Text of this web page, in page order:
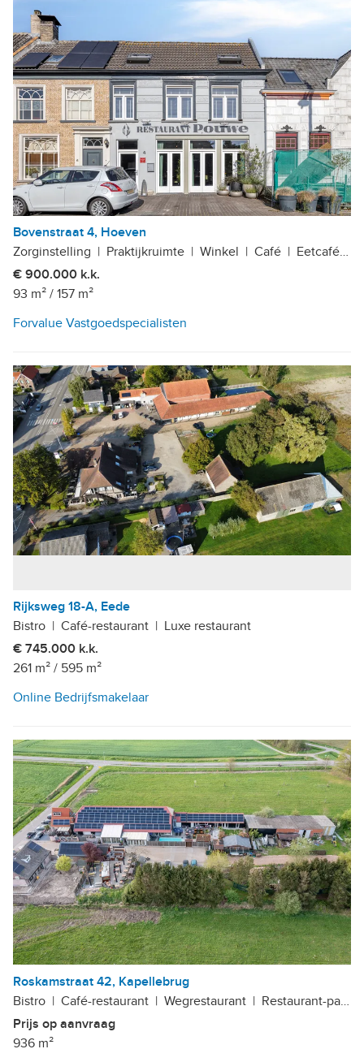
Bovenstraat 4, Hoeven
Zorginstelling | Praktijkruimte | Winkel | Café | Eetcafé |
€ 900.000 k.k.
93 m² / 157 m²
Forvalue Vastgoedspecialisten
Rijksweg 18-A, Eede
Bistro | Café-restaurant | Luxe restaurant
€ 745.000 k.k.
261 m² / 595 m²
Online Bedrijfsmakelaar
Roskamstraat 42, Kapellebrug
Bistro | Café-restaurant | Wegrestaurant | Restaurant-partycentrum
Prijs op aanvraag
936 m²